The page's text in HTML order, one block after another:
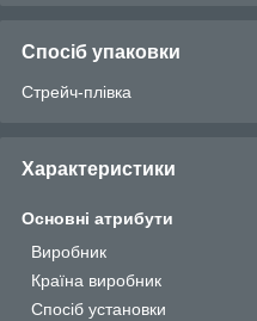
Спосіб упаковки
Стрейч-плівка
Характеристики
Основні атрибути
Виробник
Країна виробник
Спосіб установки